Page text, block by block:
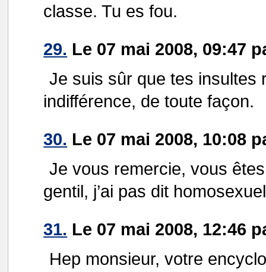
classe. Tu es fou.
29. Le 07 mai 2008, 09:47
Je suis sûr que tes insultes
indifférence, de toute façon.
30. Le 07 mai 2008, 10:08
Je vous remercie, vous
gentil, j’ai pas dit
31. Le 07 mai 2008, 12:46
Hep monsieur, votre